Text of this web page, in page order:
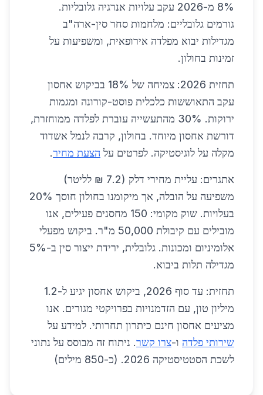
8% מ-2026 עקב עלויות אנרגיה גלובליות.
גורמים גלובליים: מלחמות סחר סין-ארה"ב
מגדילות יבוא מפלדה אירופאית, ומשפיעות על
זמינות בחולון.
תחזית 2026: צמיחה של 18% בביקוש אחסון
עקב התאוששות כלכלית פוסט-קורונה ומגמות
ירוקות. 30% מהתעשייה עוברת לפלדה ממוחזרת,
דורשת אחסון מיוחד. בחולון, קרבה לנמל אשדוד
מקלה על לוגיסטיקה. לפרטים על הצעת מחיר.
אתגרים: עליית מחירי דלק (7.2 ₪ לליטר)
משפיעה על הובלה, אך מיקומנו בחולון חוסך 20%
בעלויות. שוק מקומי: 150 מחסנים פעילים, אנו
מובילים עם קיבולת 50,000 מ"ר. ביקוש מפעלי
אלומיניום ומכונות. גלובלית, ירידת ייצור סין ב-5%
מגדילה תלות ביבוא.
תחזית: עד סוף 2026, ביקוש אחסון יגיע ל-1.2
מיליון טון, עם הזדמנויות בפרויקטי מגורים. אנו
מציעים אחסון חינם כיתרון תחרותי. למידע על
שירותי פלדה ו-צרו קשר. ניתוח זה מבוסס על נתוני
לשכת הסטטיסטיקה 2026. (כ-850 מילים)